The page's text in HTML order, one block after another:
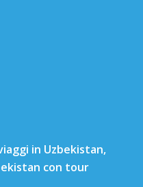
in Uzbekistan,
con tour